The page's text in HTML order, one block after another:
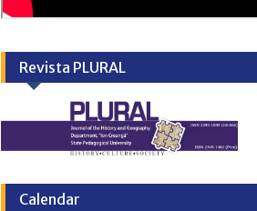
Revista PLURAL
Calendar